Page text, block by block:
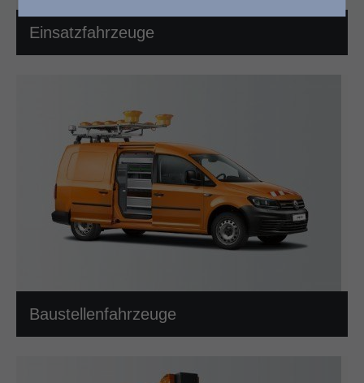
Einsatzfahrzeuge
Baustellenfahrzeuge